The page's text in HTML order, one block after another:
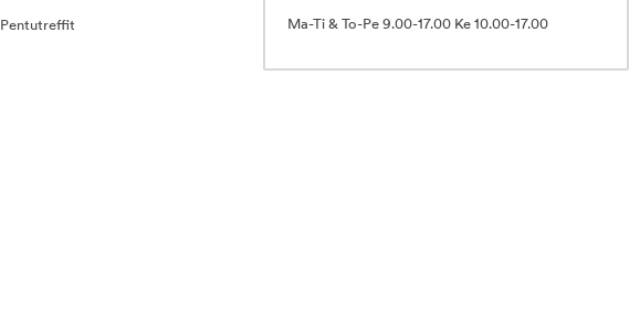
Pentutreffit Ma-Ti & To-Pe 9.00-17.00 Ke 10.00-17.00